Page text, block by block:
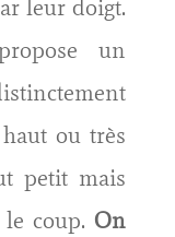
leur doigt.
un
ou très
petit mais
coup. On